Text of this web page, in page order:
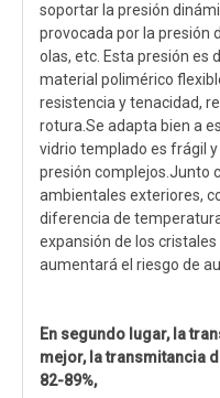
soportar la presión
provocada por la presión
olas, etc. Esta presión es
material polimérico
resistencia y tenacidad,
rotura.Se adapta bien a
vidrio templado es frágil
presión complejos.Junto
ambientales exteriores,
diferencia de
expansión de los
aumentará el riesgo de
En segundo lugar, la
mejor, la transmitancia
82-89%,